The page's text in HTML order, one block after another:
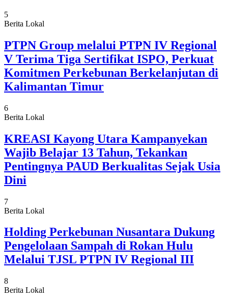
5
Berita Lokal
PTPN Group melalui PTPN IV Regional
V Terima Tiga Sertifikat ISPO, Perkuat
Komitmen Perkebunan Berkelanjutan di
Kalimantan Timur
6
Berita Lokal
KREASI Kayong Utara Kampanyekan
Wajib Belajar 13 Tahun, Tekankan
Pentingnya PAUD Berkualitas Sejak Usia
Dini
7
Berita Lokal
Holding Perkebunan Nusantara Dukung
Pengelolaan Sampah di Rokan Hulu
Melalui TJSL PTPN IV Regional III
8
Berita Lokal